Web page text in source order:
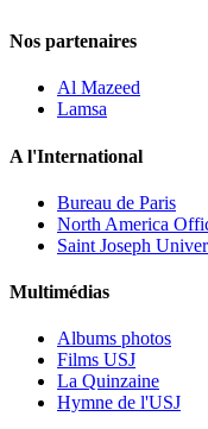
Nos partenaires
Al Mazeed
Lamsa
A l'International
Bureau de Paris
North America
Saint Joseph
Multimédias
Albums photos
Films USJ
La Quinzaine
Hymne de l'USJ